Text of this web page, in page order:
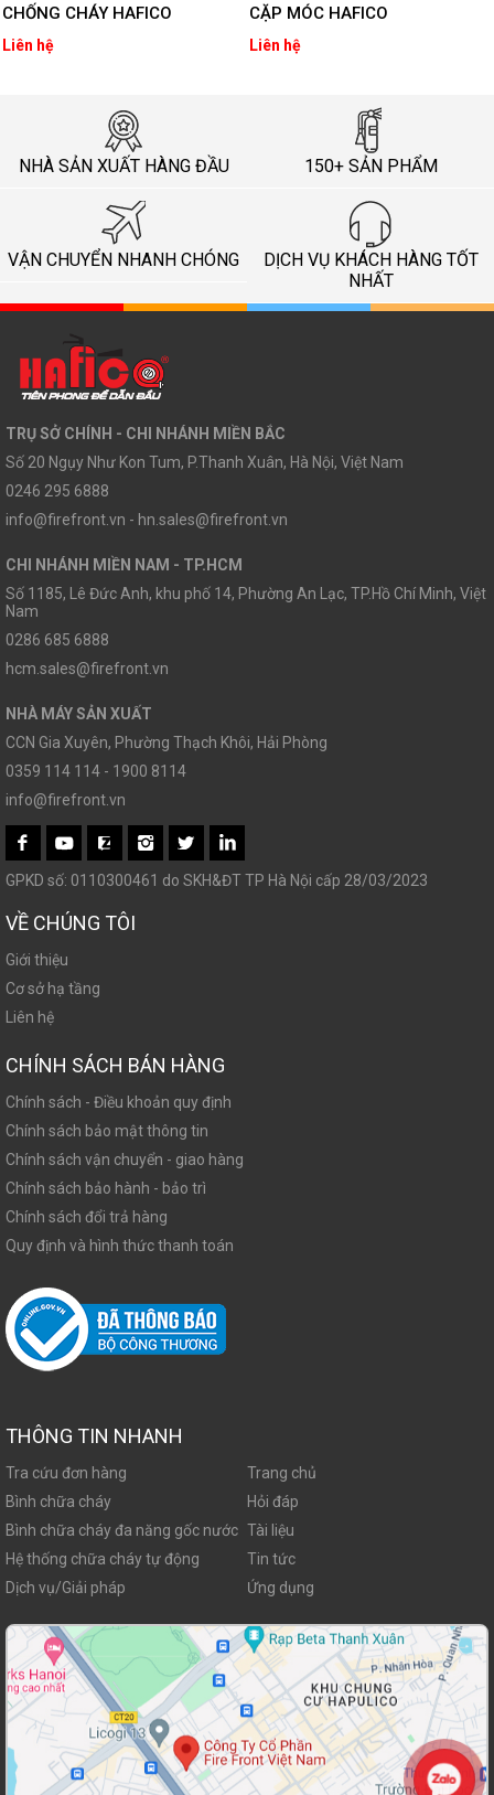
CHỐNG CHÁY HAFICO
Liên hệ
CẶP MÓC HAFICO
Liên hệ
NHÀ SẢN XUẤT HÀNG ĐẦU 150+ SẢN PHẨM
VẬN CHUYỂN NHANH CHÓNG
DỊCH VỤ KHÁCH HÀNG TỐT
NHẤT
TRỤ SỞ CHÍNH - CHI NHÁNH MIỀN BẮC
Số 20 Ngụy Như Kon Tum, P.Thanh Xuân, Hà Nội, Việt Nam
0246 295 6888
info@firefront.vn - hn.sales@firefront.vn
CHI NHÁNH MIỀN NAM - TP.HCM
Số 1185, Lê Đức Anh, khu phố 14, Phường An Lạc, TP.Hồ Chí Minh, Việt
Nam
0286 685 6888
hcm.sales@firefront.vn
NHÀ MÁY SẢN XUẤT
CCN Gia Xuyên, Phường Thạch Khôi, Hải Phòng
0359 114 114 - 1900 8114
info@firefront.vn
GPKD số: 0110300461 do SKH&ĐT TP Hà Nội cấp 28/03/2023
VỀ CHÚNG TÔI
Giới thiệu
Cơ sở hạ tầng
Liên hệ
CHÍNH SÁCH BÁN HÀNG
Chính sách - Điều khoản quy định
Chính sách bảo mật thông tin
Chính sách vận chuyển - giao hàng
Chính sách bảo hành - bảo trì
Chính sách đổi trả hàng
Quy định và hình thức thanh toán
THÔNG TIN NHANH
Tra cứu đơn hàng
Trang chủ
Bình chữa cháy
Hỏi đáp
Bình chữa cháy đa năng gốc nước Tài liệu
Hệ thống chữa cháy tự động
Tin tức
Dịch vụ/Giải pháp
Ứng dụng